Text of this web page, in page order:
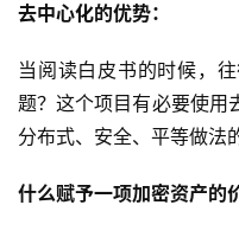
去中心化的优势：
当阅读白皮书的时候，
题？这个项目有必要使用
分布式、安全、平等做法
什么赋予一项加密资产的